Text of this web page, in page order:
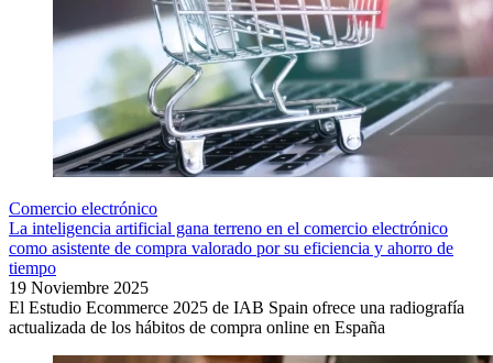
Comercio electrónico
La inteligencia artificial gana terreno en el comercio electrónico
como asistente de compra valorado por su eficiencia y ahorro de
tiempo
19 Noviembre 2025
El Estudio Ecommerce 2025 de IAB Spain ofrece una radiografía
actualizada de los hábitos de compra online en España